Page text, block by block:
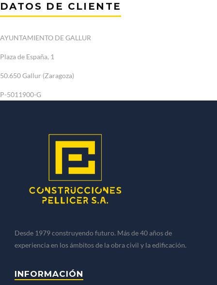
DATOS DE CLIENTE
AYUNTAMIENTO DE GALLUR
Plaza de España, 1
50.650 Gallur (Zaragoza)
P-5011900-G
Desde 1979 construyendo futuro. Más de 40 años de
experiencia en los ámbitos de la obra civil y la edificación.
INFORMACIÓN